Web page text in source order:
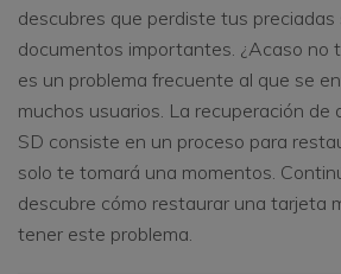
Otros Productos
UBackit - Respaldar Datos
descubres que perdiste tus preciadas
documentos importantes. ¿Acaso no
es un problema frecuente al que se
muchos usuarios. La recuperación de
SD consiste en un proceso para
solo te tomará una momentos.
descubre cómo restaurar una tarjeta
tener este problema.